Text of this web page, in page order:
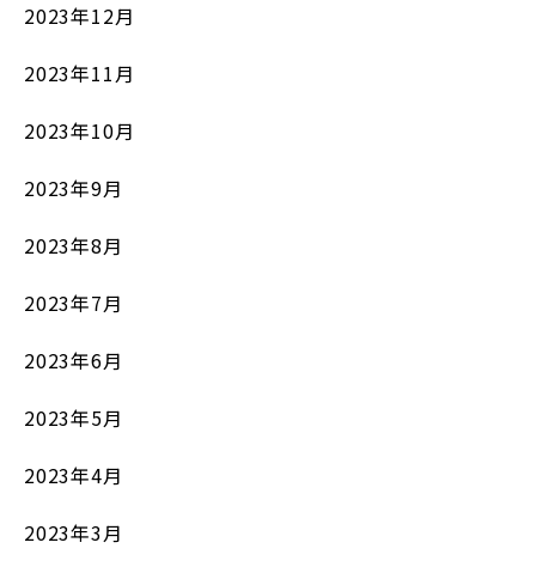
2023年12月
2023年11月
2023年10月
2023年9月
2023年8月
2023年7月
2023年6月
2023年5月
2023年4月
2023年3月